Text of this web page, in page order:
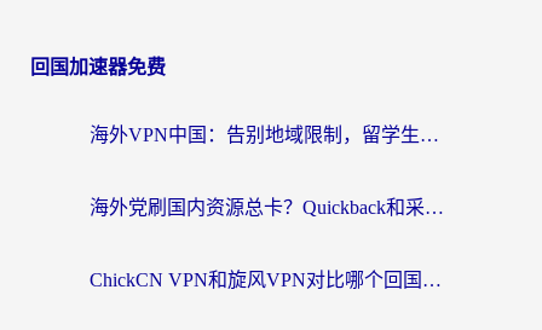
回国加速器免费
海外VPN中国：告别地域限制，留学生与华人如何轻松刷国内剧、玩国服？
海外党刷国内资源总卡？Quickback和采集蜂好用吗？这篇指南帮你避坑
ChickCN VPN和旋风VPN对比哪个回国效果更好？海外党亲测实用指南